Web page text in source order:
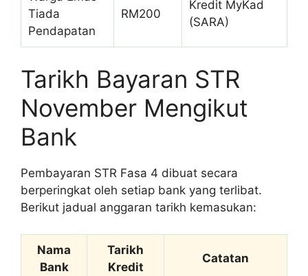
Tiada
Pendapatan
RM200
Kredit MyKad
(SARA)
Tarikh Bayaran STR
November Mengikut
Bank
Pembayaran STR Fasa 4 dibuat secara
berperingkat oleh setiap bank yang terlibat.
Berikut jadual anggaran tarikh kemasukan:
Nama
Bank
Tarikh
Kredit
Catatan